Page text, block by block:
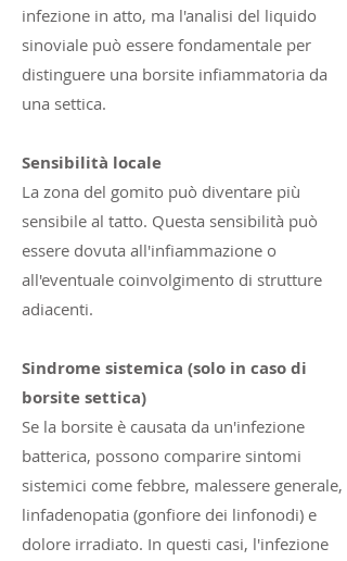
infezione in atto, ma l'analisi del liquido
sinoviale può essere fondamentale per
distinguere una borsite infiammatoria da
una settica.
Sensibilità locale
La zona del gomito può diventare più
sensibile al tatto. Questa sensibilità può
essere dovuta all'infiammazione o
all'eventuale coinvolgimento di strutture
adiacenti.
Sindrome sistemica (solo in caso di
borsite settica)
Se la borsite è causata da un'infezione
batterica, possono comparire sintomi
sistemici come febbre, malessere generale,
linfadenopatia (gonfiore dei linfonodi) e
dolore irradiato. In questi casi, l'infezione